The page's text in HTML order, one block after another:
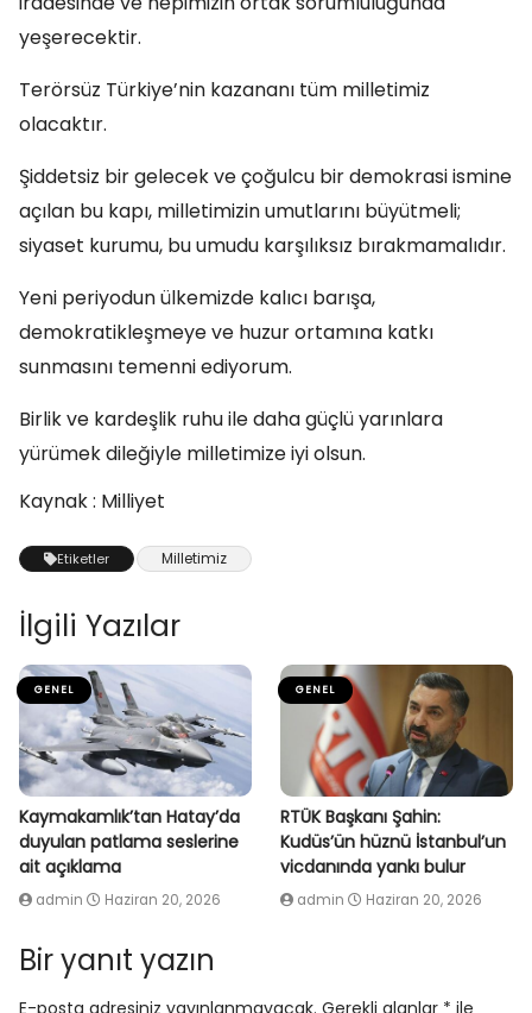
yeşerecektir.
Terörsüz Türkiye’nin kazananı tüm milletimiz
olacaktır.
Şiddetsiz bir gelecek ve çoğulcu bir demokrasi ismine
açılan bu kapı, milletimizin umutlarını büyütmeli;
siyaset kurumu, bu umudu karşılıksız bırakmamalıdır.
Yeni periyodun ülkemizde kalıcı barışa,
demokratikleşmeye ve huzur ortamına katkı
sunmasını temenni ediyorum.
Birlik ve kardeşlik ruhu ile daha güçlü yarınlara
yürümek dileğiyle milletimize iyi olsun.
Kaynak : Milliyet
Etiketler Milletimiz
İlgili Yazılar
GENEL
Kaymakamlık’tan Hatay’da
duyulan patlama seslerine
ait açıklama
admin Haziran 20, 2026
GENEL
RTÜK Başkanı Şahin:
Kudüs’ün hüznü İstanbul’un
vicdanında yankı bulur
admin Haziran 20, 2026
Bir yanıt yazın